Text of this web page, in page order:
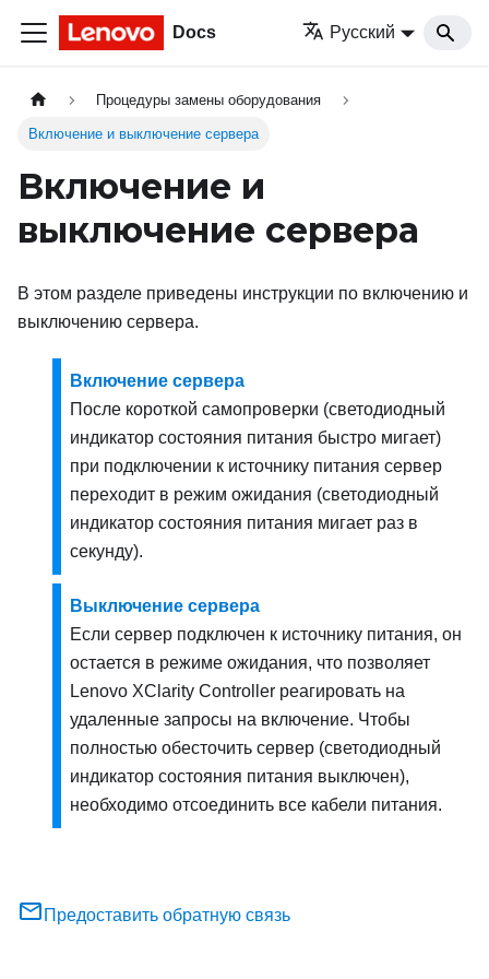
Docs Русский
Процедуры замены оборудования
Включение и выключение сервера
Включение и
выключение сервера
В этом разделе приведены инструкции по включению и
выключению сервера.
Включение сервера
После короткой самопроверки (светодиодный
индикатор состояния питания быстро мигает)
при подключении к источнику питания сервер
переходит в режим ожидания (светодиодный
индикатор состояния питания мигает раз в
секунду).
Выключение сервера
Если сервер подключен к источнику питания, он
остается в режиме ожидания, что позволяет
Lenovo XClarity Controller реагировать на
удаленные запросы на включение. Чтобы
полностью обесточить сервер (светодиодный
индикатор состояния питания выключен),
необходимо отсоединить все кабели питания.
Предоставить обратную связь